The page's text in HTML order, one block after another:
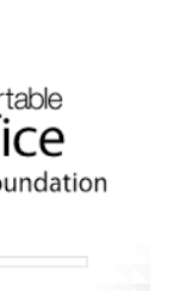
. Para instalar
OS e sistemas
$ sudo apt-